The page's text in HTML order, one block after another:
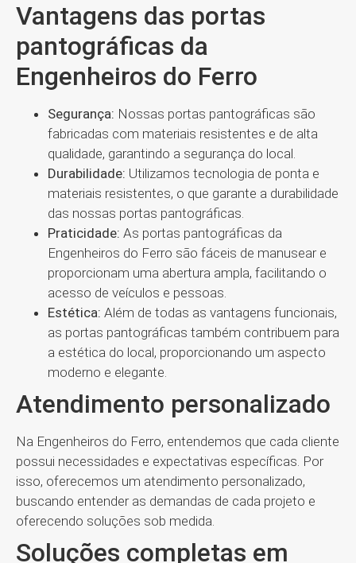
Vantagens das portas
pantográficas da
Engenheiros do Ferro
Segurança: Nossas portas pantográficas são
fabricadas com materiais resistentes e de alta
qualidade, garantindo a segurança do local.
Durabilidade: Utilizamos tecnologia de ponta e
materiais resistentes, o que garante a durabilidade
das nossas portas pantográficas.
Praticidade: As portas pantográficas da
Engenheiros do Ferro são fáceis de manusear e
proporcionam uma abertura ampla, facilitando o
acesso de veículos e pessoas.
Estética: Além de todas as vantagens funcionais,
as portas pantográficas também contribuem para
a estética do local, proporcionando um aspecto
moderno e elegante.
Atendimento personalizado
Na Engenheiros do Ferro, entendemos que cada cliente
possui necessidades e expectativas específicas. Por
isso, oferecemos um atendimento personalizado,
buscando entender as demandas de cada projeto e
oferecendo soluções sob medida.
Soluções completas em